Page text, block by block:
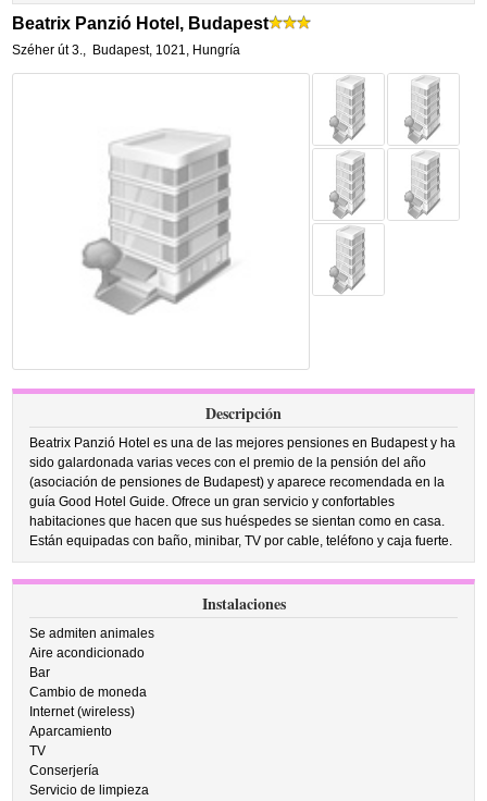
Beatrix Panzió Hotel, Budapest
Széher út 3., Budapest, 1021, Hungría
Descripción
Beatrix Panzió Hotel es una de las mejores pensiones en Budapest y ha
sido galardonada varias veces con el premio de la pensión del año
(asociación de pensiones de Budapest) y aparece recomendada en la
guía Good Hotel Guide. Ofrece un gran servicio y confortables
habitaciones que hacen que sus huéspedes se sientan como en casa.
Están equipadas con baño, minibar, TV por cable, teléfono y caja fuerte.
Instalaciones
Se admiten animales
Aire acondicionado
Bar
Cambio de moneda
Internet (wireless)
Aparcamiento
TV
Conserjería
Servicio de limpieza